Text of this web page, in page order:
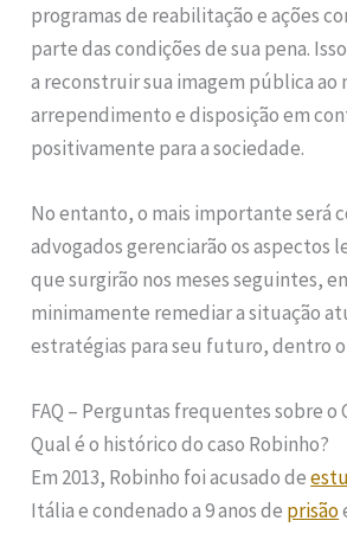
programas de reabilitação e ações
parte das condições de sua pena.
a reconstruir sua imagem pública ao
arrependimento e disposição em
positivamente para a sociedade.
No entanto, o mais importante será
advogados gerenciarão os aspectos
que surgirão nos meses seguintes,
minimamente remediar a situação
estratégias para seu futuro, dentro
FAQ – Perguntas frequentes sobre o
Qual é o histórico do caso Robinho?
Em 2013, Robinho foi acusado de
Itália e condenado a 9 anos de prisão